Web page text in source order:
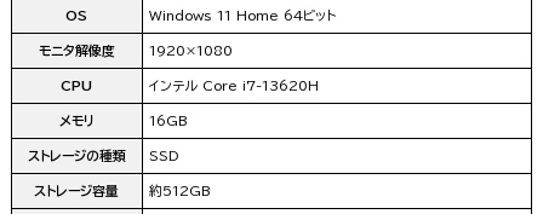
OS Windows 11 Home 64ビット
モニタ解像度 1920×1080
CPU インテル Core i7-13620H
メモリ 16GB
ストレージの種類 SSD
ストレージ容量 約512GB